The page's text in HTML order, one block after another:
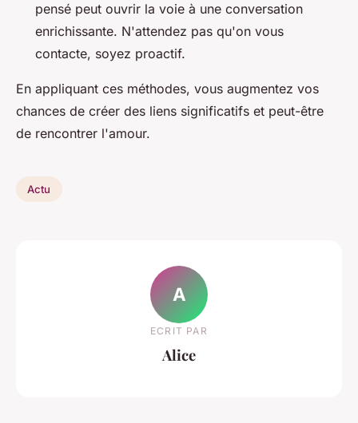
pensé peut ouvrir la voie à une conversation
enrichissante. N'attendez pas qu'on vous
contacte, soyez proactif.
En appliquant ces méthodes, vous augmentez vos
chances de créer des liens significatifs et peut-être
de rencontrer l'amour.
Actu
A
ECRIT PAR
Alice